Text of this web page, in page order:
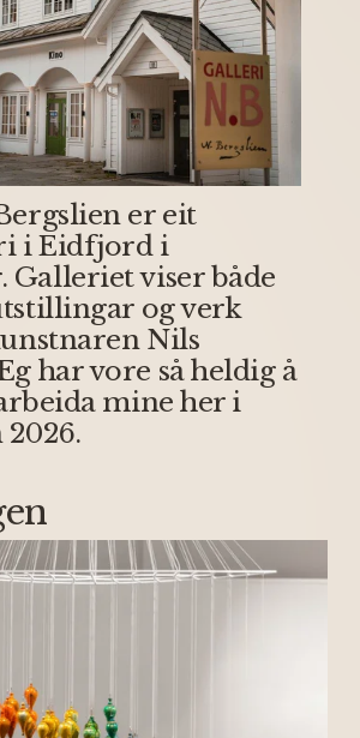
er eit
i Eidfjord i
Galleriet viser både
og verk
Nils
har vore så heldig å
mine her i